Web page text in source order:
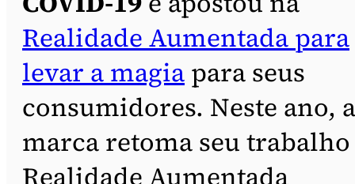
Realidade Aumentada para
levar a magia para seus
consumidores. Neste ano, a
marca retoma seu trabalho
Realidade Aumentada